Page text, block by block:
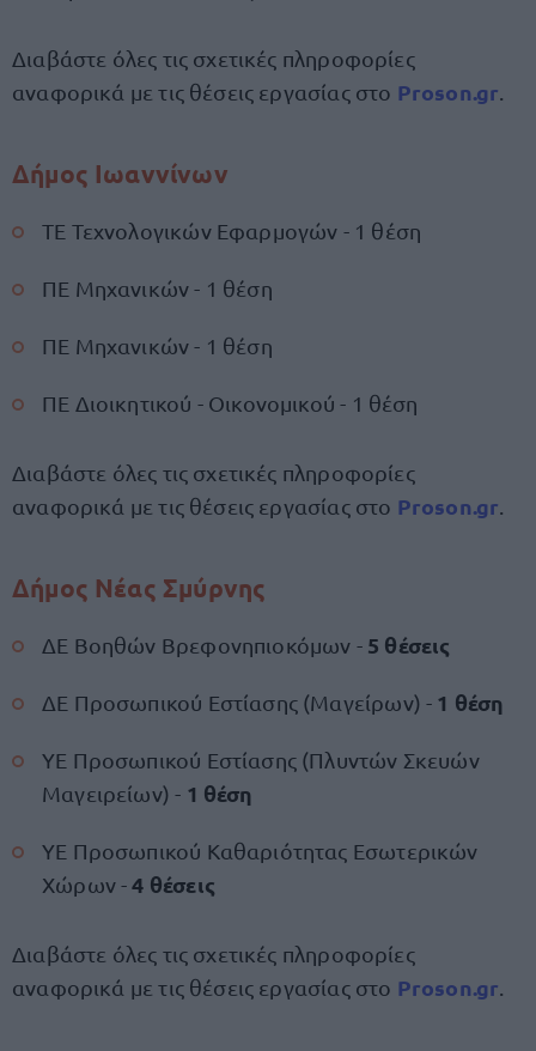
Διαβάστε όλες τις σχετικές πληροφορίες
αναφορικά με τις θέσεις εργασίας στο Proson.gr
Δήμος Ιωαννίνων
ΤΕ Τεχνολογικών Εφαρμογών - 1 θέση
ΠΕ Μηχανικών - 1 θέση
ΠΕ Μηχανικών - 1 θέση
ΠΕ Διοικητικού - Οικονομικού - 1 θέση
Διαβάστε όλες τις σχετικές πληροφορίες
αναφορικά με τις θέσεις εργασίας στο Proson.gr
Δήμος Νέας Σμύρνης
ΔΕ Βοηθών Βρεφονηπιοκόμων - 5 θέσεις
ΔΕ Προσωπικού Εστίασης (Μαγείρων) - 1 θέση
ΥΕ Προσωπικού Εστίασης (Πλυντών Σκευών
Μαγειρείων) - 1 θέση
ΥΕ Προσωπικού Καθαριότητας Εσωτερικών
Χώρων -4 θέσεις
Διαβάστε όλες τις σχετικές πληροφορίες
αναφορικά με τις θέσεις εργασίας στο Proson.gr